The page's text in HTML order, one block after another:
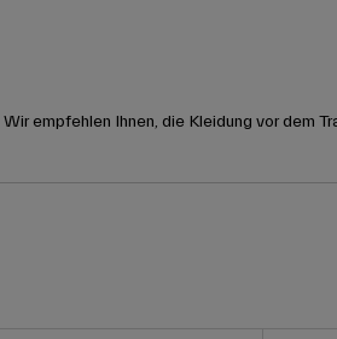
empfehlen Ihnen, die Kleidung vor dem